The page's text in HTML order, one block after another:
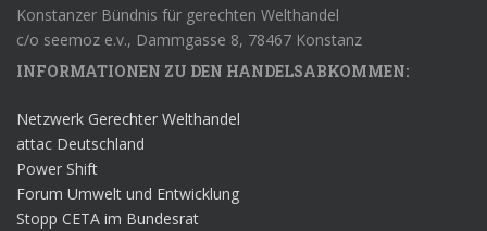
Konstanzer Bündnis für gerechten Welthandel
c/o seemoz e.v., Dammgasse 8, 78467 Konstanz
INFORMATIONEN ZU DEN HANDELSABKOMMEN:
Netzwerk Gerechter Welthandel
attac Deutschland
Power Shift
Forum Umwelt und Entwicklung
Stopp CETA im Bundesrat